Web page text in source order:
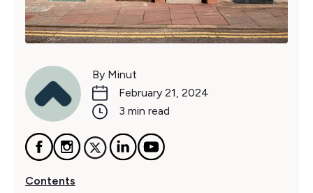
By Minut
February 21, 2024
3 min read
Contents